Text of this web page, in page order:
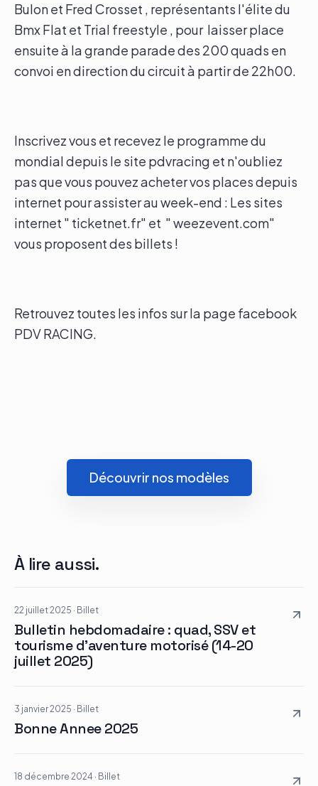
Bulon et Fred Crosset , représentants l'élite du
Bmx Flat et Trial freestyle , pour laisser place
ensuite à la grande parade des 200 quads en
convoi en direction du circuit à partir de 22h00.
Inscrivez vous et recevez le programme du
mondial depuis le site pdvracing et n'oubliez
pas que vous pouvez acheter vos places depuis
internet pour assister au week-end : Les sites
internet " ticketnet.fr" et " weezevent.com"
vous proposent des billets !
Retrouvez toutes les infos sur la page facebook
PDV RACING.
Découvrir nos modèles
À lire aussi.
22 juillet 2025 · Billet
Bulletin hebdomadaire : quad, SSV et
tourisme d’aventure motorisé (14-20
juillet 2025)
3 janvier 2025 · Billet
Bonne Annee 2025
18 décembre 2024 · Billet